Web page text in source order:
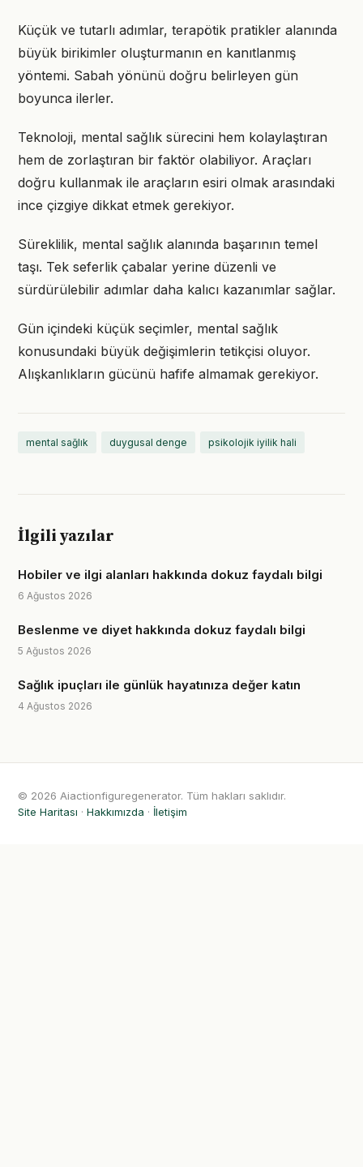
Küçük ve tutarlı adımlar, terapötik pratikler alanında
büyük birikimler oluşturmanın en kanıtlanmış
yöntemi. Sabah yönünü doğru belirleyen gün
boyunca ilerler.
Teknoloji, mental sağlık sürecini hem kolaylaştıran
hem de zorlaştıran bir faktör olabiliyor. Araçları
doğru kullanmak ile araçların esiri olmak arasındaki
ince çizgiye dikkat etmek gerekiyor.
Süreklilik, mental sağlık alanında başarının temel
taşı. Tek seferlik çabalar yerine düzenli ve
sürdürülebilir adımlar daha kalıcı kazanımlar sağlar.
Gün içindeki küçük seçimler, mental sağlık
konusundaki büyük değişimlerin tetikçisi oluyor.
Alışkanlıkların gücünü hafife almamak gerekiyor.
mental sağlık duygusal denge psikolojik iyilik hali
İlgili yazılar
Hobiler ve ilgi alanları hakkında dokuz faydalı bilgi
6 Ağustos 2026
Beslenme ve diyet hakkında dokuz faydalı bilgi
5 Ağustos 2026
Sağlık ipuçları ile günlük hayatınıza değer katın
4 Ağustos 2026
© 2026 Aiactionfiguregenerator. Tüm hakları saklıdır.
Site Haritası · Hakkımızda · İletişim